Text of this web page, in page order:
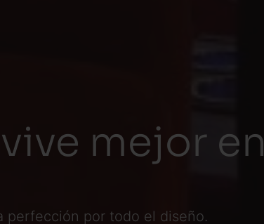
mejor en
perfección por todo el diseño.